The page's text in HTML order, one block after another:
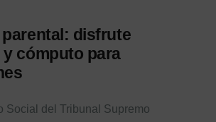
disfrute
y cómputo para
Social del Tribunal Supremo